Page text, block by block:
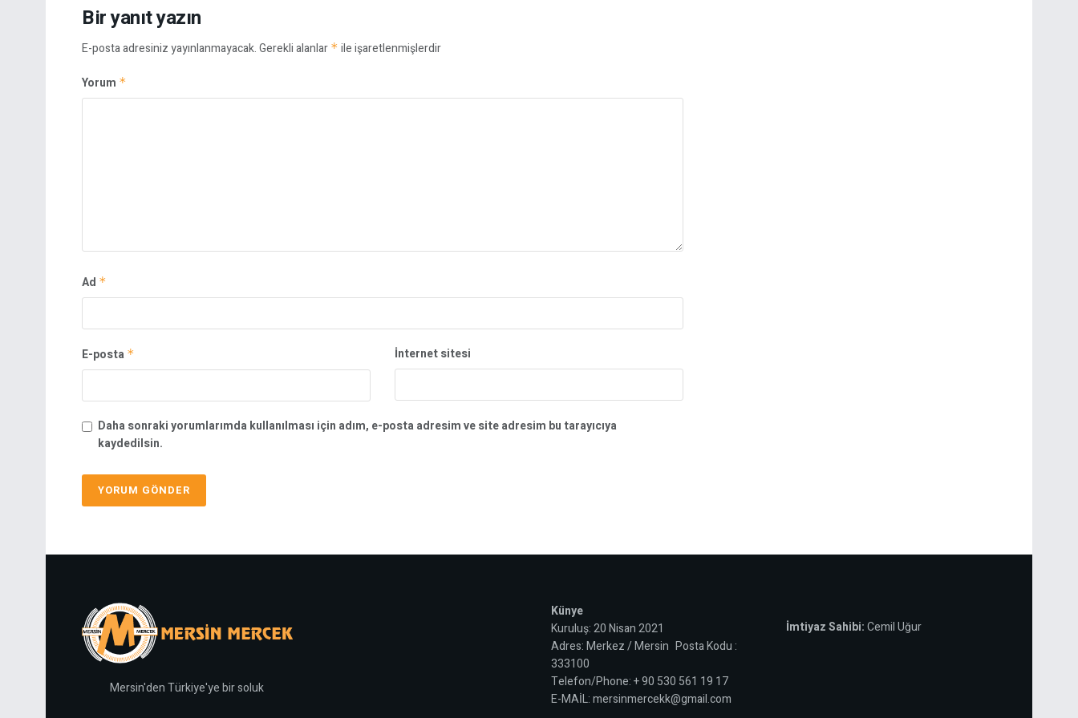
Bir yanıt yazın
E-posta adresiniz yayınlanmayacak.Gerekli alanlar * ile işaretlenmişlerdir
Yorum *
Ad *
E-posta * İnternet sitesi
Daha sonraki yorumlarımda kullanılması için adım, e-posta adresim ve site adresim bu tarayıcıya
kaydedilsin.
Mersin'den Türkiye'ye bir soluk
Künye
Kuruluş: 20 Nisan 2021
Adres: Merkez / Mersin Posta Kodu :
333100
Telefon/Phone: + 90 530 561 19 17
E-MAİL: mersinmercekk@gmail.com
İmtiyaz Sahibi:Cemil Uğur